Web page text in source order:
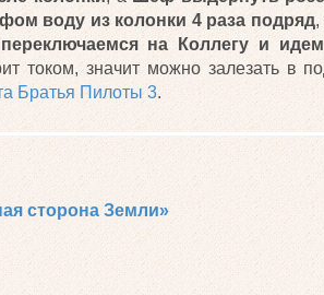
воду из колонки 4 раза подряд,
переключаемся на Коллегу и
током, значит можно залезать в
Братья Пилоты 3.
сторона Земли»